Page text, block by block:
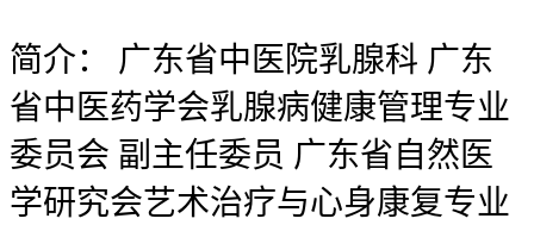
简介：
广东省中医院乳腺科 广东
省中医药学会乳腺病健康管理专业
委员会 副主任委员 广东省自然医
学研究会艺术治疗与心身康复专业